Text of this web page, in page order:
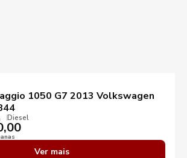
1050 G7 2013 Volkswagen
Diesel
Ver mais